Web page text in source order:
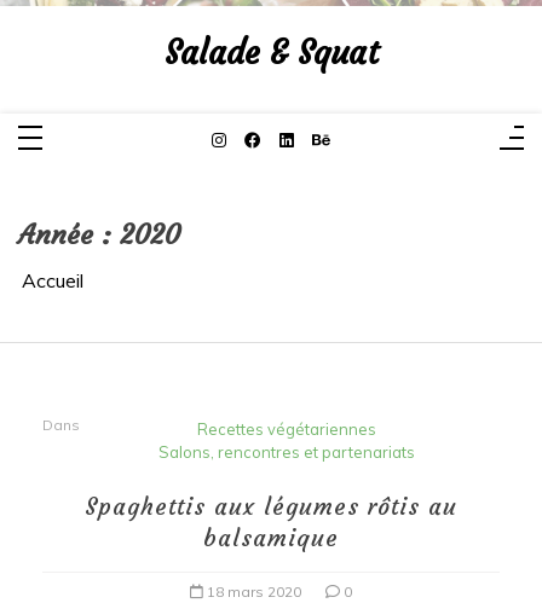
Aller
Salade & Squat
Année : 2020
Accueil
Dans
Recettes végétariennes
Salons, rencontres et partenariats
Spaghettis aux légumes rôtis au
balsamique
18 mars 2020 0